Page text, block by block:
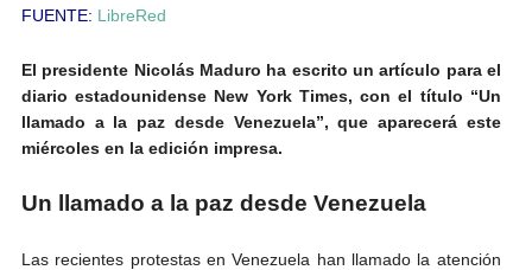
FUENTE: LibreRed
El presidente Nicolás Maduro ha escrito un artículo para el
diario estadounidense New York Times, con el título “Un
llamado a la paz desde Venezuela”, que aparecerá este
miércoles en la edición impresa.
Un llamado a la paz desde Venezuela
Las recientes protestas en Venezuela han llamado la atención